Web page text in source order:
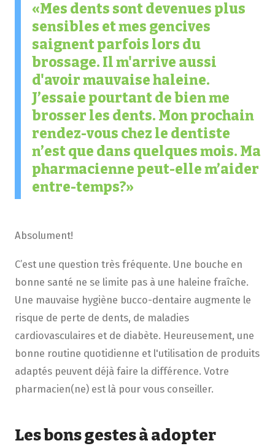
Mes dents sont devenues plus
sensibles et mes gencives
saignent parfois lors du
brossage. Il m'arrive aussi
d'avoir mauvaise haleine.
J’essaie pourtant de bien me
brosser les dents. Mon prochain
rendez-vous chez le dentiste
n’est que dans quelques mois. Ma
pharmacienne peut-elle m’aider
entre-temps?
Absolument!
C’est une question très fréquente. Une bouche en
bonne santé ne se limite pas à une haleine fraîche.
Une mauvaise hygiène bucco-dentaire augmente le
risque de perte de dents, de maladies
cardiovasculaires et de diabète. Heureusement, une
bonne routine quotidienne et l'utilisation de produits
adaptés peuvent déjà faire la différence. Votre
pharmacien(ne) est là pour vous conseiller.
Les bons gestes à adopter